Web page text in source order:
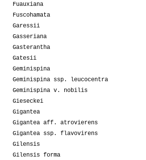
Fuauxiana
Fuscohamata
Garessii
Gasseriana
Gasterantha
Gatesii
Geminispina
Geminispina ssp. leucocentra
Geminispina v. nobilis
Gieseckei
Gigantea
Gigantea aff. atrovierens
Gigantea ssp. flavovirens
Gilensis
Gilensis forma